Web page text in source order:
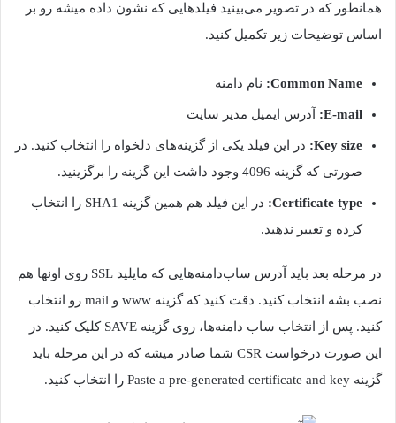
همانطور که در تصویر می‌بینید فیلدهایی که نشون داده میشه رو بر
اساس توضیحات زیر تکمیل کنید.
Common Name: نام دامنه
E-mail: آدرس ایمیل مدیر سایت
Key size:
در این فیلد یکی از گزینه‌های دلخواه را انتخاب کنید. در
صورتی که گزینه 4096 وجود داشت این گزینه را برگزینید.
Certificate type:
در این فیلد هم همین گزینه SHA1 را انتخاب
کرده و تغییر ندهید.
در مرحله بعد باید آدرس ساب‌دامنه‌هایی که مایلید SSL روی اونها هم
نصب بشه انتخاب کنید. دقت کنید که گزینه www و mail رو انتخاب
کنید. پس از انتخاب ساب دامنه‌ها، روی گزینه SAVE کلیک کنید. در
این صورت درخواست CSR شما صادر میشه که در این مرحله باید
گزینه Paste a pre-generated certificate and key را انتخاب کنید.